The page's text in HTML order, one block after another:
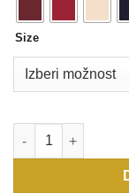
Size
MANDALA